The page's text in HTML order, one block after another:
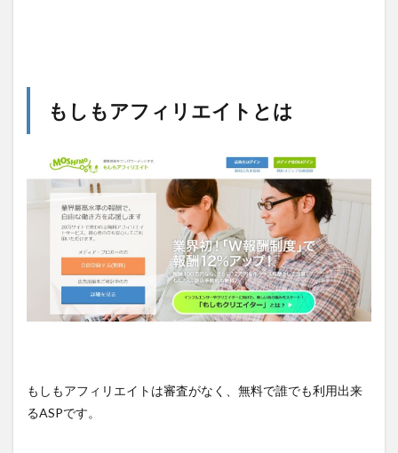
もしもアフィリエイトとは
もしもアフィリエイトは審査がなく、無料で誰でも利用出来
るASPです。